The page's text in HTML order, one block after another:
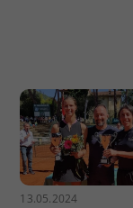
13.05.2024